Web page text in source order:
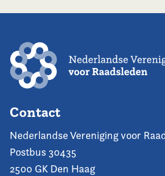
Contact
Nederlandse Vereniging voor
Postbus 30435
2500 GK Den Haag